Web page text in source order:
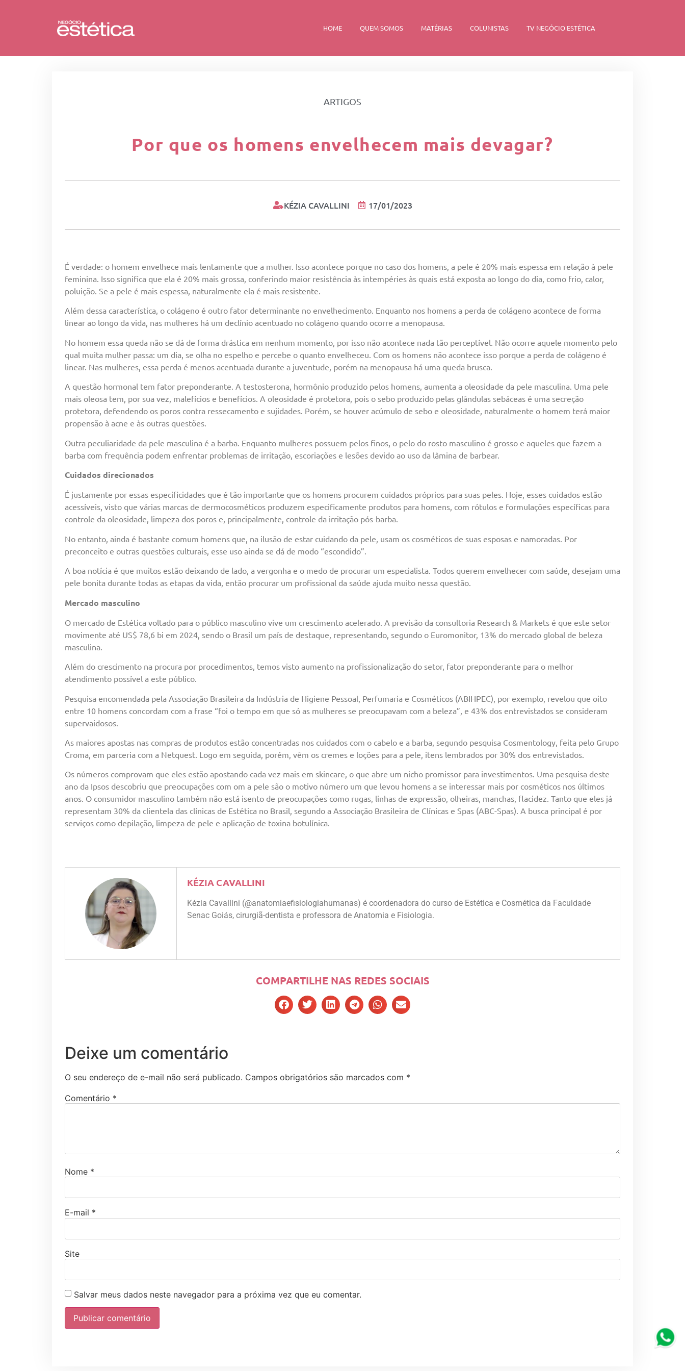
HOME QUEM SOMOS MATÉRIAS COLUNISTAS TV NEGÓCIO ESTÉTICA
ARTIGOS
Por que os homens envelhecem mais devagar?
KÉZIA CAVALLINI 17/01/2023
É verdade: o homem envelhece mais lentamente que a mulher. Isso acontece porque no caso dos homens, a pele é 20% mais espessa em relação à pele
feminina. Isso significa que ela é 20% mais grossa, conferindo maior resistência às intempéries às quais está exposta ao longo do dia, como frio, calor,
poluição. Se a pele é mais espessa, naturalmente ela é mais resistente.
Além dessa característica, o colágeno é outro fator determinante no envelhecimento. Enquanto nos homens a perda de colágeno acontece de forma
linear ao longo da vida, nas mulheres há um declínio acentuado no colágeno quando ocorre a menopausa.
No homem essa queda não se dá de forma drástica em nenhum momento, por isso não acontece nada tão perceptível. Não ocorre aquele momento pelo
qual muita mulher passa: um dia, se olha no espelho e percebe o quanto envelheceu. Com os homens não acontece isso porque a perda de colágeno é
linear. Nas mulheres, essa perda é menos acentuada durante a juventude, porém na menopausa há uma queda brusca.
A questão hormonal tem fator preponderante. A testosterona, hormônio produzido pelos homens, aumenta a oleosidade da pele masculina. Uma pele
mais oleosa tem, por sua vez, malefícios e benefícios. A oleosidade é protetora, pois o sebo produzido pelas glândulas sebáceas é uma secreção
protetora, defendendo os poros contra ressecamento e sujidades. Porém, se houver acúmulo de sebo e oleosidade, naturalmente o homem terá maior
propensão à acne e às outras questões.
Outra peculiaridade da pele masculina é a barba. Enquanto mulheres possuem pelos finos, o pelo do rosto masculino é grosso e aqueles que fazem a
barba com frequência podem enfrentar problemas de irritação, escoriações e lesões devido ao uso da lâmina de barbear.
Cuidados direcionados
É justamente por essas especificidades que é tão importante que os homens procurem cuidados próprios para suas peles. Hoje, esses cuidados estão
acessíveis, visto que várias marcas de dermocosméticos produzem especificamente produtos para homens, com rótulos e formulações específicas para
controle da oleosidade, limpeza dos poros e, principalmente, controle da irritação pós-barba.
No entanto, ainda é bastante comum homens que, na ilusão de estar cuidando da pele, usam os cosméticos de suas esposas e namoradas. Por
preconceito e outras questões culturais, esse uso ainda se dá de modo “escondido”.
A boa notícia é que muitos estão deixando de lado, a vergonha e o medo de procurar um especialista. Todos querem envelhecer com saúde, desejam uma
pele bonita durante todas as etapas da vida, então procurar um profissional da saúde ajuda muito nessa questão.
Mercado masculino
O mercado de Estética voltado para o público masculino vive um crescimento acelerado. A previsão da consultoria Research & Markets é que este setor
movimente até US$ 78,6 bi em 2024, sendo o Brasil um país de destaque, representando, segundo o Euromonitor, 13% do mercado global de beleza
masculina.
Além do crescimento na procura por procedimentos, temos visto aumento na profissionalização do setor, fator preponderante para o melhor
atendimento possível a este público.
Pesquisa encomendada pela Associação Brasileira da Indústria de Higiene Pessoal, Perfumaria e Cosméticos (ABIHPEC), por exemplo, revelou que oito
entre 10 homens concordam com a frase “foi o tempo em que só as mulheres se preocupavam com a beleza”, e 43% dos entrevistados se consideram
supervaidosos.
As maiores apostas nas compras de produtos estão concentradas nos cuidados com o cabelo e a barba, segundo pesquisa Cosmentology, feita pelo Grupo
Croma, em parceria com a Netquest. Logo em seguida, porém, vêm os cremes e loções para a pele, itens lembrados por 30% dos entrevistados.
Os números comprovam que eles estão apostando cada vez mais em skincare, o que abre um nicho promissor para investimentos. Uma pesquisa deste
ano da Ipsos descobriu que preocupações com om a pele são o motivo número um que levou homens a se interessar mais por cosméticos nos últimos
anos. O consumidor masculino também não está isento de preocupações como rugas, linhas de expressão, olheiras, manchas, flacidez. Tanto que eles já
representam 30% da clientela das clínicas de Estética no Brasil, segundo a Associação Brasileira de Clínicas e Spas (ABC-Spas). A busca principal é por
serviços como depilação, limpeza de pele e aplicação de toxina botulínica.
KÉZIA CAVALLINI
Kézia Cavallini (@anatomiaefisiologiahumanas) é coordenadora do curso de Estética e Cosmética da Faculdade
Senac Goiás, cirurgiã-dentista e professora de Anatomia e Fisiologia.
COMPARTILHE NAS REDES SOCIAIS
Deixe um comentário
O seu endereço de e-mail não será publicado. Campos obrigatórios são marcados com *
Comentário *
Nome *
E-mail *
Site
Salvar meus dados neste navegador para a próxima vez que eu comentar.